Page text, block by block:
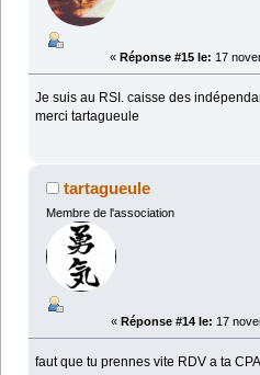
« Réponse #15 le: 17
Je suis au RSI. caisse des
merci tartagueule
tartagueule
Membre de l'association
« Réponse #14 le: 17
faut que tu prennes vite RDV a ta